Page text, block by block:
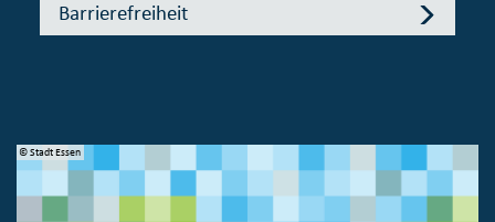
Barrierefreiheit
© Stadt Essen